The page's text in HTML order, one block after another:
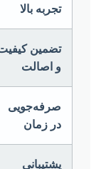
تجربه بالا
تضمین کیفیت
و اصالت
صرفه‌جویی
در زمان
پشتیبانی